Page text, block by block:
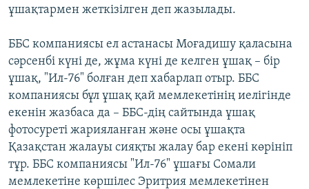
ұшақтармен жеткізілген деп жазылады.
ББС компаниясы ел астанасы Моғадишу қаласына
сәрсенбі күні де, жұма күні де келген ұшақ – бір
ұшақ, "Ил-76" болған деп хабарлап отыр. ББС
компаниясы бұл ұшақ қай мемлекетінің иелігінде
екенін жазбаса да – ББС-дің сайтында ұшақ
фотосуреті жарияланған және осы ұшақта
Қазақстан жалауы сияқты жалау бар екені көрініп
тұр. ББС компаниясы "Ил-76" ұшағы Сомали
мемлекетіне көршілес Эритрия мемлекетінен